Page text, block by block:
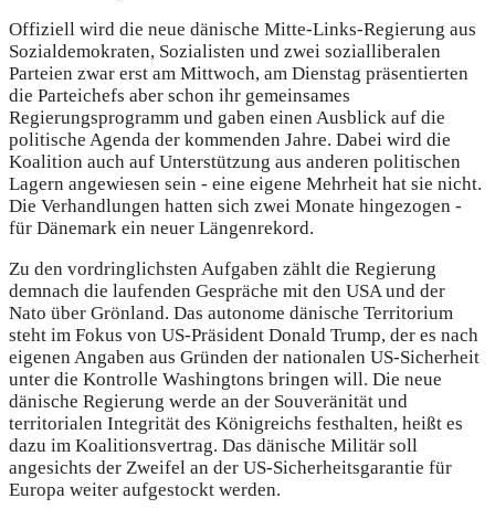
Offiziell wird die neue dänische Mitte-Links-Regierung aus
Sozialdemokraten, Sozialisten und zwei sozialliberalen
Parteien zwar erst am Mittwoch, am Dienstag präsentierten
die Parteichefs aber schon ihr gemeinsames
Regierungsprogramm und gaben einen Ausblick auf die
politische Agenda der kommenden Jahre. Dabei wird die
Koalition auch auf Unterstützung aus anderen politischen
Lagern angewiesen sein - eine eigene Mehrheit hat sie nicht.
Die Verhandlungen hatten sich zwei Monate hingezogen -
für Dänemark ein neuer Längenrekord.
Zu den vordringlichsten Aufgaben zählt die Regierung
demnach die laufenden Gespräche mit den USA und der
Nato über Grönland. Das autonome dänische Territorium
steht im Fokus von US-Präsident Donald Trump, der es nach
eigenen Angaben aus Gründen der nationalen US-Sicherheit
unter die Kontrolle Washingtons bringen will. Die neue
dänische Regierung werde an der Souveränität und
territorialen Integrität des Königreichs festhalten, heißt es
dazu im Koalitionsvertrag. Das dänische Militär soll
angesichts der Zweifel an der US-Sicherheitsgarantie für
Europa weiter aufgestockt werden.